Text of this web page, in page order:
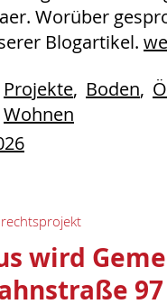
Worüber
Blogartikel.
Schlagworte
Projekte Boden
Wohnen
wird